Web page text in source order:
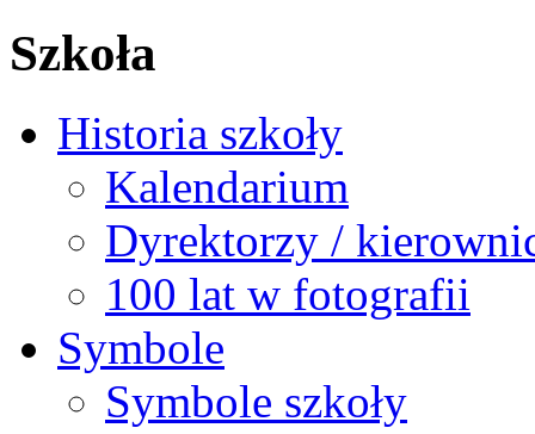
Szkoła
Historia szkoły
Kalendarium
Dyrektorzy /
100 lat w fotografii
Symbole
Symbole szkoły